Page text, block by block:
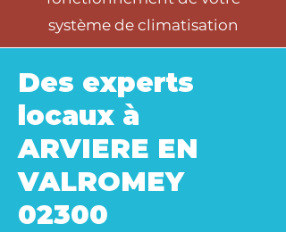
système de climatisation
Des experts
locaux à
ARVIERE EN
VALROMEY
02300